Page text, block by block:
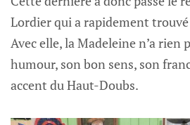
Lordier qui a rapidement
Avec elle, la Madeleine n’a rien
humour, son bon sens, son
accent du Haut-Doubs.